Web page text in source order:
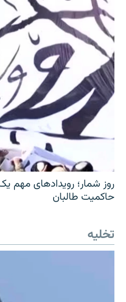
روز شمار؛ رویدادهای
حاکمیت طالبان
تخلیه